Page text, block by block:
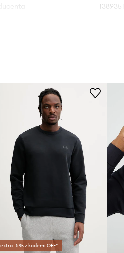
1389351
extra -5% z kodem: OFF*